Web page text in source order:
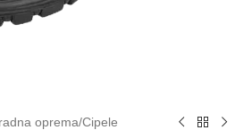
oprema/Cipele